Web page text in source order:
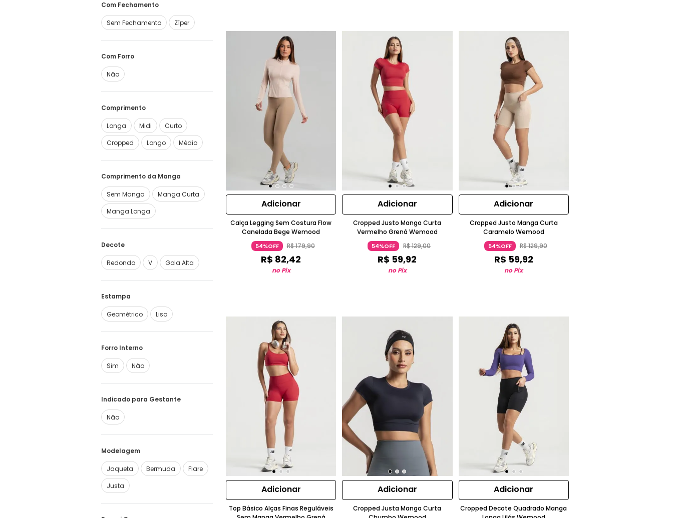
Com Fechamento
Sem Fechamento Zíper
Com Forro
Não
Comprimento
Longa Midi
Curto
Cropped
Longo Médio
Comprimento da Manga
Sem Manga
Manga Curta
Manga Longa
Decote
Redondo V Gola Alta
Estampa
Geométrico Liso
Forro Interno
Sim Não
Indicado para Gestante
Não
Modelagem
Jaqueta Bermuda
Flare
Justa
Adicionar
Calça Legging Sem Costura Flow
Canelada Bege Wemood
54%OFF R$179,90
R$ 82,42
no Pix
Adicionar
Cropped Justo Manga Curta
Vermelho Grená Wemood
54%OFF R$129,00
R$ 59,92
no Pix
Adicionar
Cropped Justo Manga Curta
Caramelo Wemood
54%OFF R$129,90
R$ 59,92
no Pix
Adicionar
Top Básico Alças Finas Reguláveis
Adicionar
Cropped Justa Manga Curta
Adicionar
Cropped Decote Quadrado Manga